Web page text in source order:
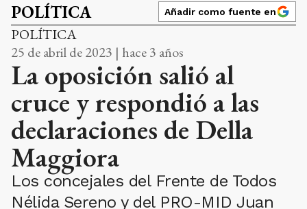
POLÍTICA Añadir como fuente en
POLÍTICA
25 de abril de 2023 | hace 3 años
La oposición salió al
cruce y respondió a las
declaraciones de Della
Maggiora
Los concejales del Frente de Todos
Nélida Sereno y del PRO-MID Juan